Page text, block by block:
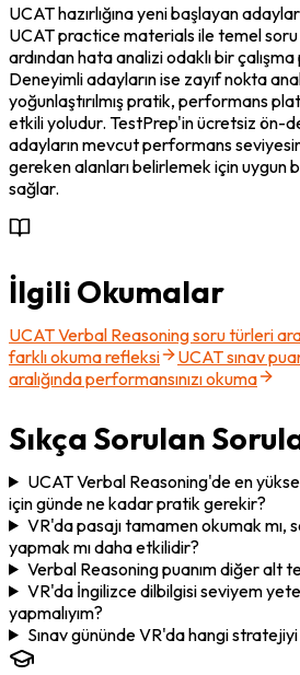
UCAT hazırlığına yeni başlayan
UCAT practice materials ile temel soru
ardından hata analizi odaklı bir
Deneyimli adayların ise zayıf nokta
yoğunlaştırılmış pratik, performans
etkili yoludur. TestPrep'in ücretsiz ön-
adayların mevcut performans
gereken alanları belirlemek için uygun
sağlar.
İlgili Okumalar
UCAT Verbal Reasoning soru türleri
farklı okuma refleksi
UCAT sınav
aralığında performansınızı okuma
Sıkça Sorulan
UCAT Verbal Reasoning'de en
için günde ne kadar pratik gerekir?
VR'da pasajı tamamen okumak mı,
yapmak mı daha etkilidir?
Verbal Reasoning puanım diğer alt
VR'da İngilizce dilbilgisi seviyem
yapmalıyım?
Sınav gününde VR'da hangi stratejiyi